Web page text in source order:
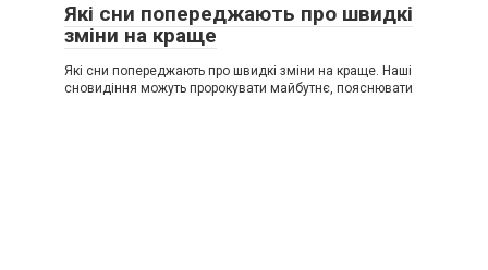
Які сни попереджають про швидкі
зміни на краще
Які сни попереджають про швидкі зміни на краще. Наші
сновидіння можуть пророкувати майбутнє, пояснювати